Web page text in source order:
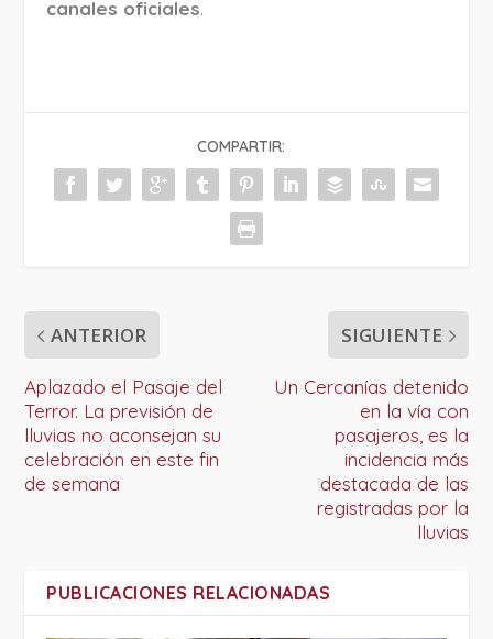
canales oficiales.
COMPARTIR:
ANTERIOR
Aplazado el Pasaje del
Terror. La previsión de
lluvias no aconsejan su
celebración en este fin
de semana
SIGUIENTE
Un Cercanías detenido
en la vía con
pasajeros, es la
incidencia más
destacada de las
registradas por la
lluvias
PUBLICACIONES RELACIONADAS